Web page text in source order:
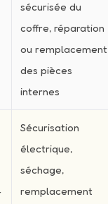
sécurisée du
coffre, réparation
ou remplacement
des pièces
internes
Sécurisation
électrique,
séchage,
remplacement